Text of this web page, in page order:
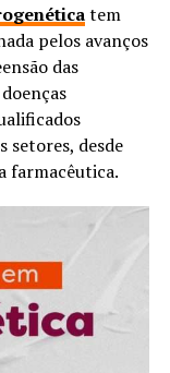
tem
pelos avanços
das
setores, desde
farmacêutica.